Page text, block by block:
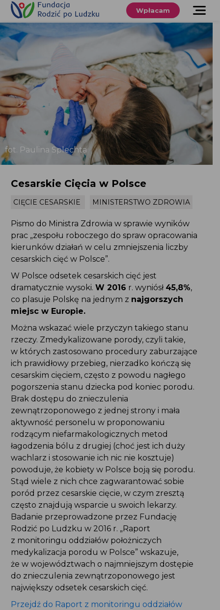
Przewiń
treści
O nas
Wspieraj
nas
Twoje prawa
Sklep
Niezbędnik
Search
Wpłacam
fot. Paulina Splechta
Cesarskie Cięcia w Polsce
CIĘCIE CESARSKIE MINISTERSTWO ZDROWIA
Pismo do Ministra Zdrowia w sprawie wyników
prac „zespołu roboczego do spraw opracowania
kierunków działań w celu zmniejszenia liczby
cesarskich cięć w Polsce”.
W Polsce odsetek cesarskich cięć jest
dramatycznie wysoki. W 2016 r. wyniósł 45,8%,
co plasuje Polskę na jednym z najgorszych
miejsc w Europie.
Można wskazać wiele przyczyn takiego stanu
rzeczy. Zmedykalizowane porody, czyli takie,
w których zastosowano procedury zaburzające
ich prawidłowy przebieg, nierzadko kończą się
cesarskim cięciem, często z powodu nagłego
pogorszenia stanu dziecka pod koniec porodu.
Brak dostępu do znieczulenia
zewnątrzoponowego z jednej strony i mała
aktywność personelu w proponowaniu
rodzącym niefarmakologicznych metod
łagodzenia bólu z drugiej (choć jest ich duży
wachlarz i stosowanie ich nic nie kosztuje)
powoduje, że kobiety w Polsce boją się porodu.
Stąd wiele z nich chce zagwarantować sobie
poród przez cesarskie cięcie, w czym zresztą
często znajdują wsparcie u swoich lekarzy.
Badanie przeprowadzone przez Fundację
Rodzić po Ludzku w 2016 r. „Raport
z monitoringu oddziałów położniczych
medykalizacja porodu w Polsce” wskazuje,
że w województwach o najmniejszym dostępie
do znieczulenia zewnątrzoponowego jest
największy odsetek cesarskich cięć.
Przejdź do Raport z monitoringu oddziałów